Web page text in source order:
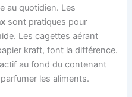
au quotidien. Les
sont pratiques pour
Les cagettes aérant
kraft, font la différence.
au fond du contenant
les aliments.